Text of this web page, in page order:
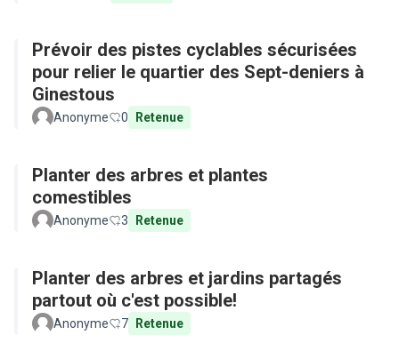
Prévoir des pistes cyclables sécurisées
pour relier le quartier des Sept-deniers à
Ginestous
Anonyme 0 Retenue
Planter des arbres et plantes
comestibles
Anonyme 3 Retenue
Planter des arbres et jardins partagés
partout où c'est possible!
Anonyme 7 Retenue